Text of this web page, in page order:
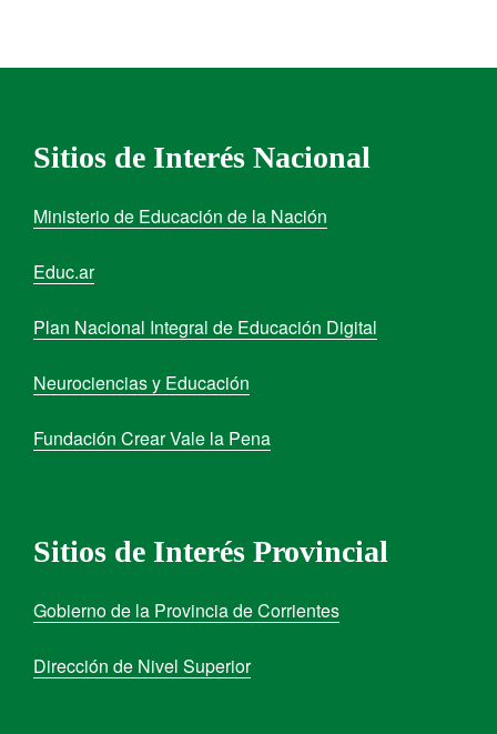
Sitios de Interés Nacional
Ministerio de Educación de la Nación
Educ.ar
Plan Nacional Integral de Educación Digital
Neurociencias y Educación
Fundación Crear Vale la Pena
Sitios de Interés Provincial
Gobierno de la Provincia de Corrientes
Dirección de Nivel Superior